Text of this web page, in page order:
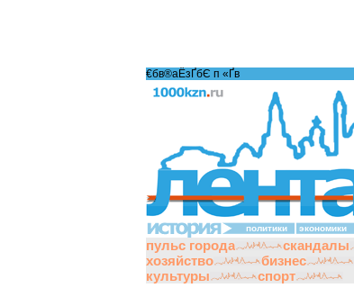
€бв®аЁзҐбЄ п «Ґ­в
политики экономики
пульс города скандалы
хозяйство
бизнес
культуры
спорт